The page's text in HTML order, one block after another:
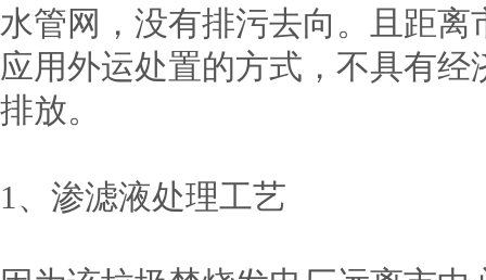
水管网，没有排污去向。且距
应用外运处置的方式，不具有
排放。
1、渗滤液处理工艺